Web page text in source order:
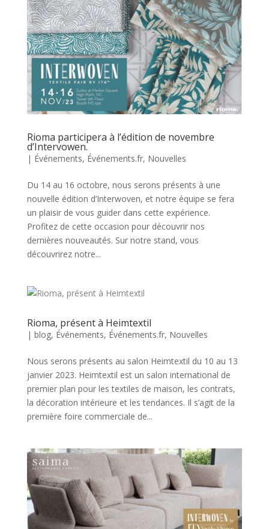
Rioma participera à l’édition de novembre
d’Intervowen.
| Événements, Événements.fr, Nouvelles
Du 14 au 16 octobre, nous serons présents à une
nouvelle édition d’Interwoven, et notre équipe se fera
un plaisir de vous guider dans cette expérience.
Profitez de cette occasion pour découvrir nos
dernières nouveautés. Sur notre stand, vous
découvrirez notre...
Rioma, présent à Heimtextil
| blog, Événements, Événements.fr, Nouvelles
Nous serons présents au salon Heimtextil du 10 au 13
janvier 2023. Heimtextil est un salon international de
premier plan pour les textiles de maison, les contrats,
la décoration intérieure et les tendances. Il s’agit de la
première foire commerciale de...